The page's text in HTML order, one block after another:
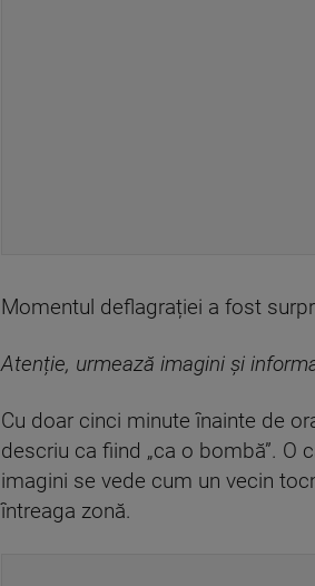
Momentul deflagrației a fost
Atenție, urmează imagini și
Cu doar cinci minute înainte de
descriu ca fiind „ca o bombă”. O
imagini se vede cum un vecin
întreaga zonă.